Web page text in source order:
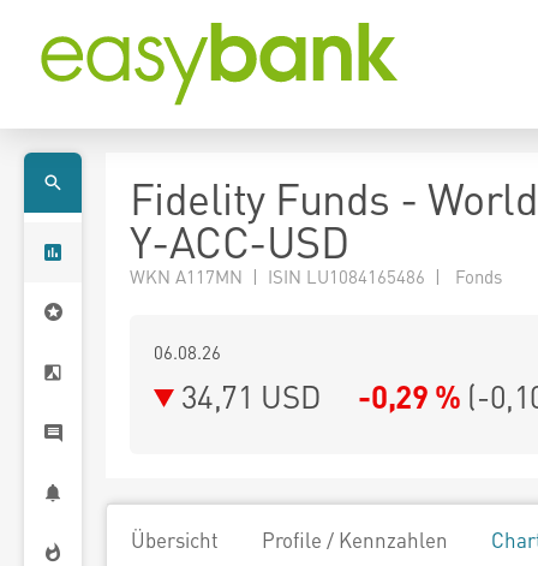
Fidelity Funds -
Y-ACC-USD
WKN A117MN | ISIN LU1084165486 | Fonds
06.08.26
34,71 USD -0,29 % (-
Übersicht Profile / Kennzahlen